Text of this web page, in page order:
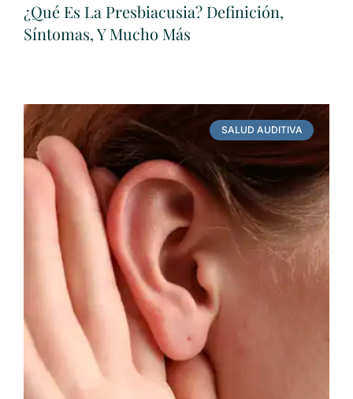
¿Qué Es La Presbiacusia? Definición,
Síntomas, Y Mucho Más
SALUD AUDITIVA